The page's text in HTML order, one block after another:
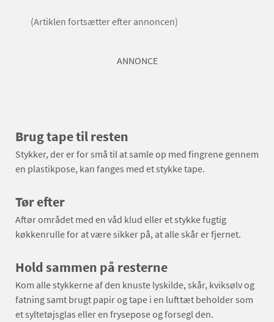
(Artiklen fortsætter efter annoncen)
ANNONCE
Brug tape til resten
Stykker, der er for små til at samle op med fingrene gennem
en plastikpose, kan fanges med et stykke tape.
Tør efter
Aftør området med en våd klud eller et stykke fugtig
køkkenrulle for at være sikker på, at alle skår er fjernet.
Hold sammen på resterne
Kom alle stykkerne af den knuste lyskilde, skår, kviksølv og
fatning samt brugt papir og tape i en lufttæt beholder som
et syltetøjsglas eller en frysepose og forsegl den.